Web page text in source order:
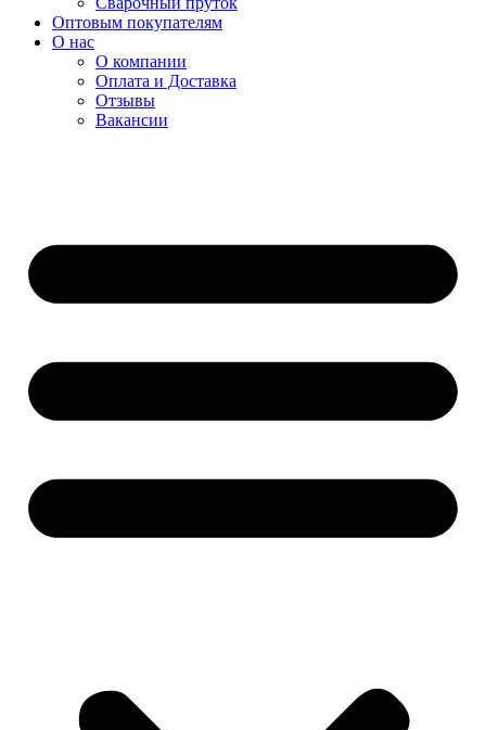
Оптовым покупателям
О нас
О компании
Оплата и Доставка
Отзывы
Вакансии